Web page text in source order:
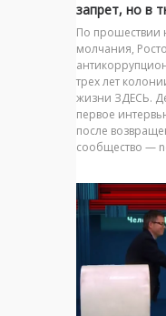
запрет, но в
По прошествии
молчания,
трех лет
жизни ЗДЕСЬ.
первое
после
сообщество —